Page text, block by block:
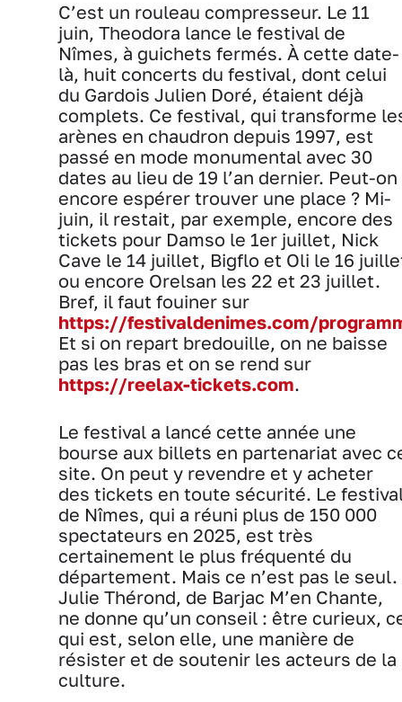
C’est un rouleau compresseur. Le 11
juin, Theodora lance le festival de
Nîmes, à guichets fermés. À cette date-
là, huit concerts du festival, dont celui
du Gardois Julien Doré, étaient déjà
complets. Ce festival, qui transforme
arènes en chaudron depuis 1997, est
passé en mode monumental avec 30
dates au lieu de 19 l’an dernier. Peut-on
encore espérer trouver une place ? Mi-
juin, il restait, par exemple, encore des
tickets pour Damso le 1er juillet, Nick
Cave le 14 juillet, Bigflo et Oli le 16
ou encore Orelsan les 22 et 23 juillet.
Bref, il faut fouiner sur
https://festivaldenimes.com/
Et si on repart bredouille, on ne baisse
pas les bras et on se rend sur
https://reelax-tickets.com.
Le festival a lancé cette année une
bourse aux billets en partenariat avec
site. On peut y revendre et y acheter
des tickets en toute sécurité. Le
de Nîmes, qui a réuni plus de 150 000
spectateurs en 2025, est très
certainement le plus fréquenté du
département. Mais ce n’est pas le seul.
Julie Thérond, de Barjac M’en Chante,
ne donne qu’un conseil : être curieux,
qui est, selon elle, une manière de
résister et de soutenir les acteurs de la
culture.